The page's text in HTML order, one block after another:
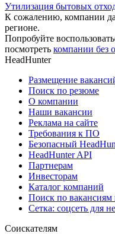
Утилизация бытовых
К сожалению, компании
регионе.
Попробуйте
посмотреть компании без
HeadHunter
Размещение
Поиск по резюме
О компании
Наши вакансии
Реклама на сайте
Требования к ПО
Безопасный
HeadHunter API
Партнерам
Инвесторам
Каталог компаний
Поиск по вакансиям
Сетка: соцсеть для
Соискателям